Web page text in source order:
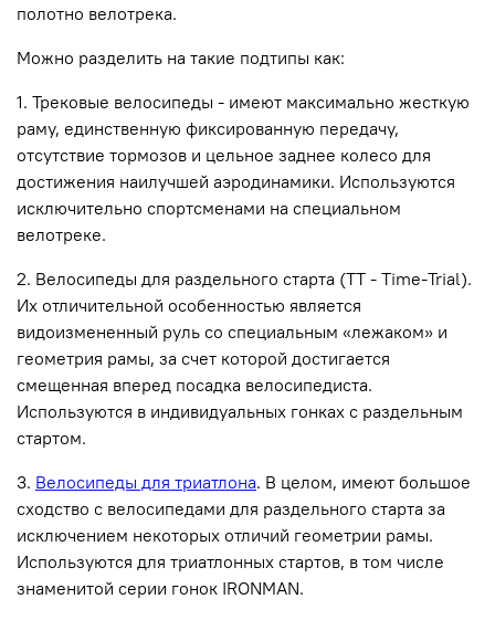
полотно велотрека.
Можно разделить на такие подтипы как:
1. Трековые велосипеды - имеют максимально жесткую
раму, единственную фиксированную передачу,
отсутствие тормозов и цельное заднее колесо для
достижения наилучшей аэродинамики. Используются
исключительно спортсменами на специальном
велотреке.
2. Велосипеды для раздельного старта (ТТ - Time-Trial).
Их отличительной особенностью является
видоизмененный руль со специальным «лежаком» и
геометрия рамы, за счет которой достигается
смещенная вперед посадка велосипедиста.
Используются в индивидуальных гонках с раздельным
стартом.
3. Велосипеды для триатлона. В целом, имеют большое
сходство с велосипедами для раздельного старта за
исключением некоторых отличий геометрии рамы.
Используются для триатлонных стартов, в том числе
знаменитой серии гонок IRONMAN.